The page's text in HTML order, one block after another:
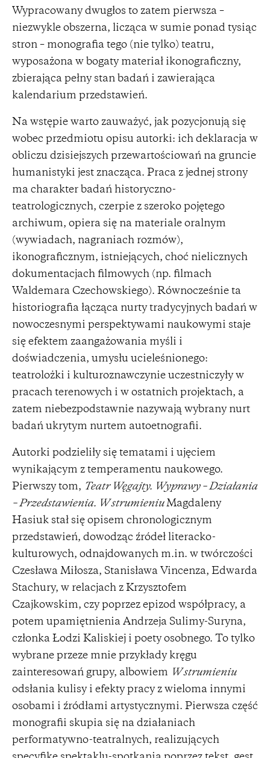
Wypracowany dwugłos to zatem pierwsza –
niezwykle obszerna, licząca w sumie ponad tysiąc
stron – monografia tego (nie tylko) teatru,
wyposażona w bogaty materiał ikonograficzny,
zbierająca pełny stan badań i zawierająca
kalendarium przedstawień.
Na wstępie warto zauważyć, jak pozycjonują się
wobec przedmiotu opisu autorki: ich deklaracja w
obliczu dzisiejszych przewartościowań na gruncie
humanistyki jest znacząca. Praca z jednej strony
ma charakter badań historyczno-
teatrologicznych, czerpie z szeroko pojętego
archiwum, opiera się na materiale oralnym
(wywiadach, nagraniach rozmów),
ikonograficznym, istniejących, choć nielicznych
dokumentacjach filmowych (np. filmach
Waldemara Czechowskiego). Równocześnie ta
historiografia łącząca nurty tradycyjnych badań w
nowoczesnymi perspektywami naukowymi staje
się efektem zaangażowania myśli i
doświadczenia, umysłu ucieleśnionego:
teatrolożki i kulturoznawczynie uczestniczyły w
pracach terenowych i w ostatnich projektach, a
zatem niebezpodstawnie nazywają wybrany nurt
badań ukrytym nurtem autoetnografii.
Autorki podzieliły się tematami i ujęciem
wynikającym z temperamentu naukowego.
Pierwszy tom, Teatr Węgajty. Wyprawy – Działania
– Przedstawienia. W strumieniuMagdaleny
Hasiuk stał się opisem chronologicznym
przedstawień, dowodząc źródeł literacko-
kulturowych, odnajdowanych m.in. w twórczości
Czesława Miłosza, Stanisława Vincenza, Edwarda
Stachury, w relacjach z Krzysztofem
Czajkowskim, czy poprzez epizod współpracy, a
potem upamiętnienia Andrzeja Sulimy-Suryna,
członka Łodzi Kaliskiej i poety osobnego. To tylko
wybrane przeze mnie przykłady kręgu
zainteresowań grupy, albowiem
W strumieniu
odsłania kulisy i efekty pracy z wieloma innymi
osobami i źródłami artystycznymi. Pierwsza część
monografii skupia się na działaniach
performatywno-teatralnych, realizujących